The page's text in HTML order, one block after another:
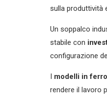
sulla produttività
Un soppalco
stabile con
configurazione
I modelli in ferro
rendere il lavoro